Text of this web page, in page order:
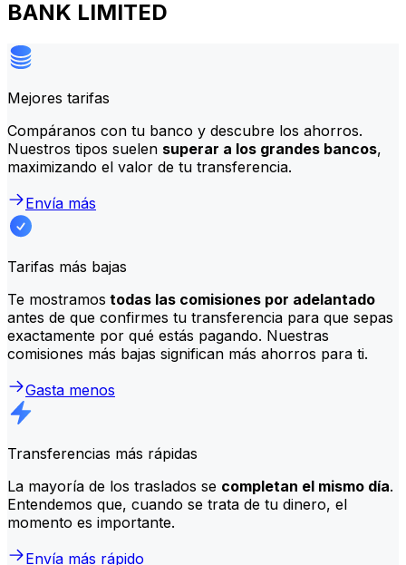
BANK LIMITED
Mejores tarifas
Compáranos con tu banco y descubre los ahorros.
Nuestros tipos suelen superar a los grandes bancos,
maximizando el valor de tu transferencia.
Envía más
Tarifas más bajas
Te mostramos todas las comisiones por adelantado
antes de que confirmes tu transferencia para que sepas
exactamente por qué estás pagando. Nuestras
comisiones más bajas significan más ahorros para ti.
Gasta menos
Transferencias más rápidas
La mayoría de los traslados se completan el mismo día.
Entendemos que, cuando se trata de tu dinero, el
momento es importante.
Envía más rápido